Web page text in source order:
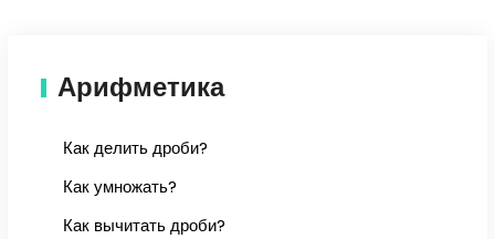
Арифметика
Как делить дроби?
Как умножать?
Как вычитать дроби?